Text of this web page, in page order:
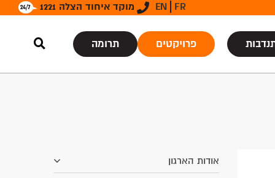
מוקד איחוד הצלה 1221 EN FR
פרויקטים תרומה
אודות הארגון